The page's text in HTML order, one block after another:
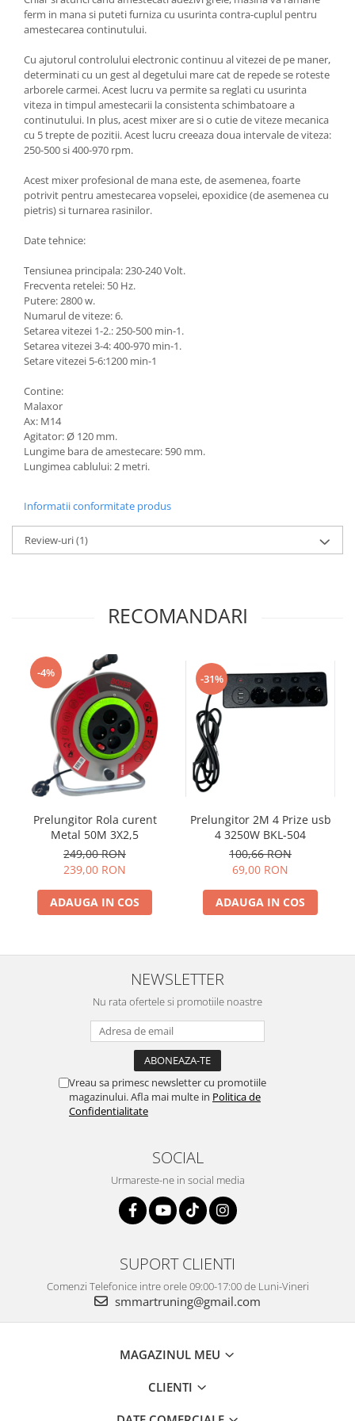
ferm in mana si puteti furniza cu usurinta contra-cuplul pentru
amestecarea continutului.
Cu ajutorul controlului electronic continuu al vitezei de pe maner,
determinati cu un gest al degetului mare cat de repede se roteste
arborele carmei. Acest lucru va permite sa reglati cu usurinta
viteza in timpul amestecarii la consistenta schimbatoare a
continutului. In plus, acest mixer are si o cutie de viteze mecanica
cu 5 trepte de pozitii. Acest lucru creeaza doua intervale de viteza:
250-500 si 400-970 rpm.
Acest mixer profesional de mana este, de asemenea, foarte
potrivit pentru amestecarea vopselei, epoxidice (de asemenea cu
pietris) si turnarea rasinilor.
Date tehnice:
Tensiunea principala: 230-240 Volt.
Frecventa retelei: 50 Hz.
Putere: 2800 w.
Numarul de viteze: 6.
Setarea vitezei 1-2.: 250-500 min-1.
Setarea vitezei 3-4: 400-970 min-1.
Setare vitezei 5-6:1200 min-1
Contine:
Malaxor
Ax: M14
Agitator: Ø 120 mm.
Lungime bara de amestecare: 590 mm.
Lungimea cablului: 2 metri.
Informatii conformitate produs
Review-uri(1)
RECOMANDARI
-4%
Prelungitor Rola curent
Metal 50M 3X2,5
249,00 RON
239,00 RON
ADAUGA IN COS
-31%
Prelungitor 2M 4 Prize usb
4 3250W BKL-504
100,66 RON
69,00 RON
ADAUGA IN COS
NEWSLETTER
Nu rata ofertele si promotiile noastre
Vreau sa primesc newsletter cu promotiile
magazinului. Afla mai multe in Politica de
Confidentialitate
SOCIAL
Urmareste-ne in social media
SUPORT CLIENTI
Comenzi Telefonice intre orele 09:00-17:00 de Luni-Vineri
smmartruning@gmail.com
MAGAZINUL MEU
CLIENTI